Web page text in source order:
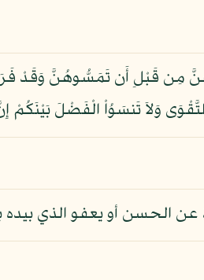
مِن قَبْلِ أَن تَمَسُّوهُنَّ وَقَدْ
وَلاَ تَنسَوُاْ الْفَضْلَ بَيْنَكُمْ
عن الحسن أو يعفو الذي